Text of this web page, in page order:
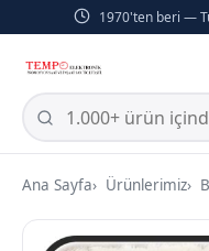
1970'ten beri —
Ana Sayfa Ürünlerimiz